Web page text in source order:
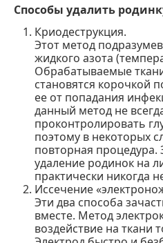
Способы удалить
Криодеструкция.
Этот метод
жидкого азота
Обрабатываемые
становятся корочкой
ее от попадания
данный метод не
проконтролировать
поэтому в некоторых
повторная процедура.
удаление родинок на
практически никогда
Иссечение
Эти два способа
вместе. Метод
воздействие на ткани